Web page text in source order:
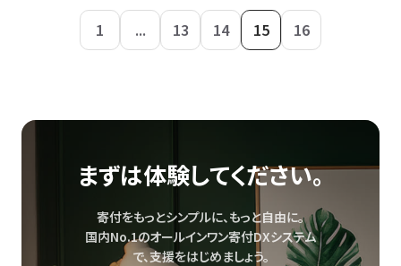
1 ... 13 14 15 16
まずは体験してください。
寄付をもっとシンプルに、もっと自由に。
国内No.1のオールインワン寄付DXシステム
で、支援をはじめましょう。